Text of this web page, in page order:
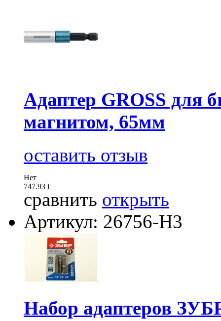
Адаптер GROSS для
магнитом, 65мм
оставить отзыв
Нет
747.93 i
сравнить открыть
Артикул: 26756-Н3
Набор адаптеров